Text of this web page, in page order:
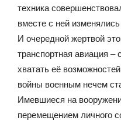
техника
вместе с ней
И очередной жертвой
транспортная авиация –
хватать её
войны военным нечем
Имевшиеся на
перемещением личного